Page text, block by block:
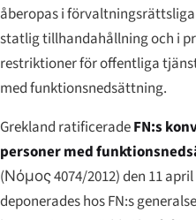
åberopas i
statlig tillhandahållning och i
restriktioner för offentliga
med funktionsnedsättning.
Grekland ratificeradeFN:s
personer med
(Νόμος 4074/2012) den 11
deponerades hos FN:s